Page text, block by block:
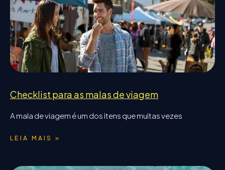
Checklist para as malas de viagem
A mala de viagem é um dos itens que muitas vezes
LEIA MAIS »